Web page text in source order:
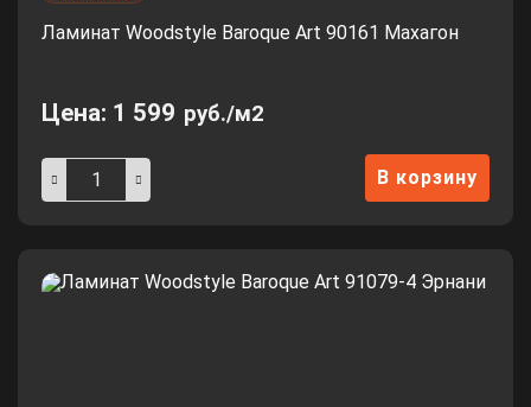
Ламинат Woodstyle Baroque Art 90161 Махагон
Цена: 1 599 руб./м2
В корзину